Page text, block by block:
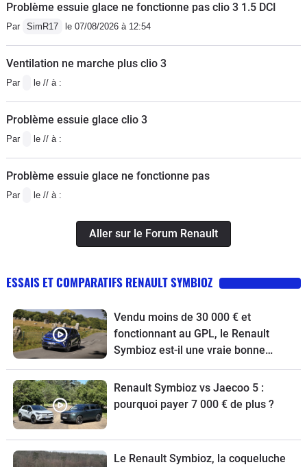
Problème essuie glace ne fonctionne pas clio 3 1.5 DCI
Par SimR17 le 07/08/2026 à 12:54
Ventilation ne marche plus clio 3
Par le // à :
Problème essuie glace clio 3
Par le // à :
Problème essuie glace ne fonctionne pas
Par le // à :
Aller sur le Forum Renault
ESSAIS ET COMPARATIFS RENAULT SYMBIOZ
Vendu moins de 30 000 € et
fonctionnant au GPL, le Renault
Symbioz est-il une vraie bonne
affaire !
Renault Symbioz vs Jaecoo 5 :
pourquoi payer 7 000 € de plus ?
Le Renault Symbioz, la coqueluche